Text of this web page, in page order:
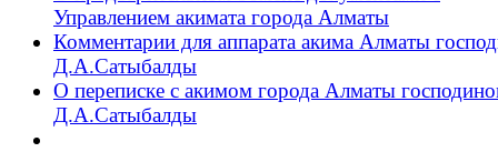
Управлением акимата города Алматы
Комментарии для аппарата акима Алматы
Д.А.Сатыбалды
О переписке с акимом города Алматы
Д.А.Сатыбалды